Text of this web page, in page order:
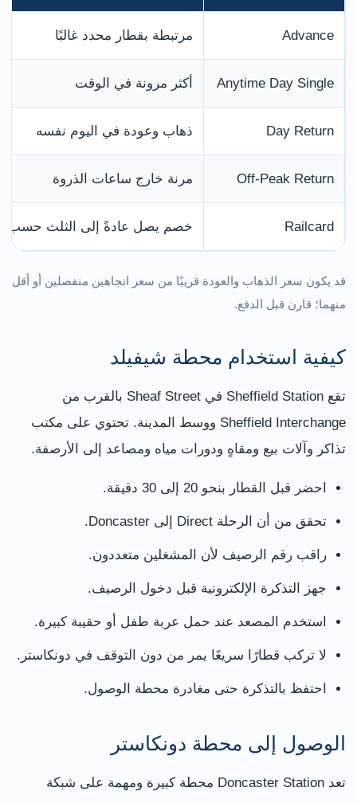
Advance مرتبطة بقطار محدد غالبًا
Anytime Day Single أكثر مرونة في الوقت
Day Return ذهاب وعودة في اليوم نفسه
Off-Peak Return مرنة خارج ساعات الذروة
Railcard خصم يصل عادةً إلى الثلث حسب
قد يكون سعر الذهاب والعودة قريبًا من سعر اتجاهين منفصلين أو أقل
منهما؛ قارن قبل الدفع.
كيفية استخدام محطة شيفيلد
تقع Sheffield Station في Sheaf Street بالقرب من
Sheffield Interchange ووسط المدينة. تحتوي على مكتب
تذاكر وآلات بيع ومقاهٍ ودورات مياه ومصاعد إلى الأرصفة.
احضر قبل القطار بنحو 20 إلى 30 دقيقة.
تحقق من أن الرحلة Direct إلى Doncaster.
راقب رقم الرصيف لأن المشغلين متعددون.
جهز التذكرة الإلكترونية قبل دخول الرصيف.
استخدم المصعد عند حمل عربة طفل أو حقيبة كبيرة.
لا تركب قطارًا سريعًا يمر من دون التوقف في دونكاستر.
احتفظ بالتذكرة حتى مغادرة محطة الوصول.
الوصول إلى محطة دونكاستر
تعد Doncaster Station محطة كبيرة ومهمة على شبكة